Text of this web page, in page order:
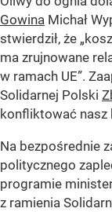
Gowina Michał
stwierdził, że
ma zrujnowane
w ramach UE”.
Solidarnej Polski
konfliktować nasz
Na bezpośrednie
politycznego
programie
z ramienia